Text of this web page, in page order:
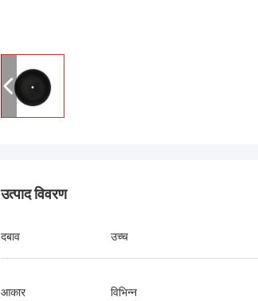
उत्पाद विवरण
दबाव उच्च
आकार विभिन्न